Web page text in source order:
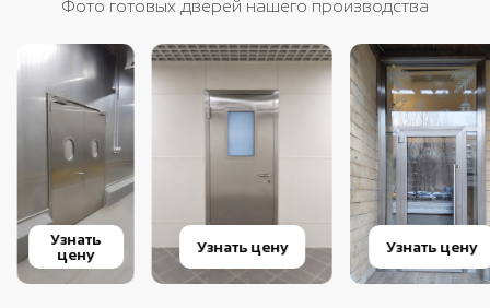
Фото готовых дверей нашего производства
Узнать
цену
Узнать цену Узнать цену